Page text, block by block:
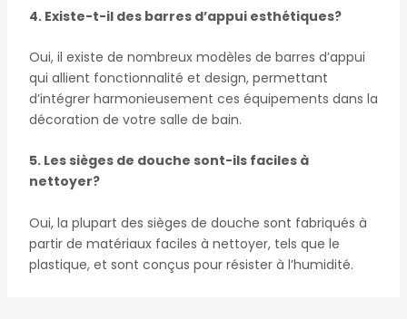
4. Existe-t-il des barres d’appui esthétiques?
Oui, il existe de nombreux modèles de barres d’appui
qui allient fonctionnalité et design, permettant
d’intégrer harmonieusement ces équipements dans la
décoration de votre salle de bain.
5. Les sièges de douche sont-ils faciles à
nettoyer?
Oui, la plupart des sièges de douche sont fabriqués à
partir de matériaux faciles à nettoyer, tels que le
plastique, et sont conçus pour résister à l’humidité.